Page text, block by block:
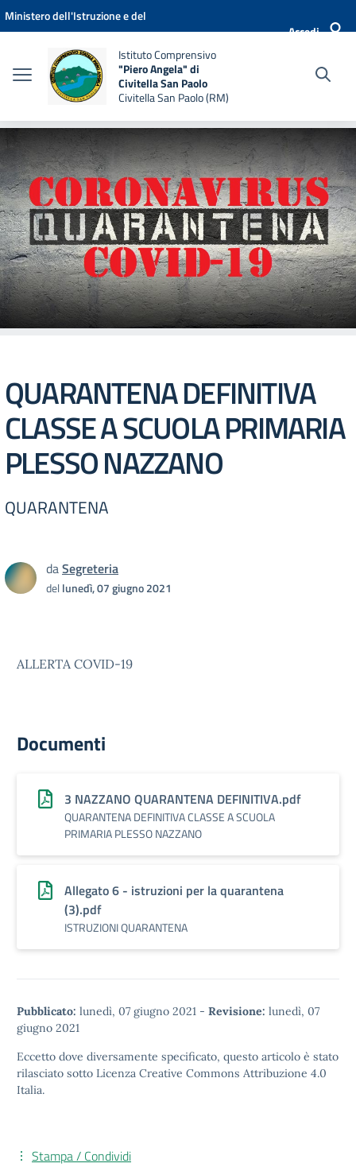
Vai ai contenuti
Vai al menu di navigazione
Vai al footer
Ministero dell'Istruzione e del
Accedi
Istituto Comprensivo
"Piero Angela" di
Civitella San Paolo
Civitella San Paolo (RM)
QUARANTENA DEFINITIVA
CLASSE A SCUOLA PRIMARIA
PLESSO NAZZANO
QUARANTENA
daSegreteria
dellunedì, 07 giugno 2021
ALLERTA COVID-19
Documenti
3 NAZZANO QUARANTENA DEFINITIVA.pdf
QUARANTENA DEFINITIVA CLASSE A SCUOLA
PRIMARIA PLESSO NAZZANO
Allegato 6 - istruzioni per la quarantena
(3).pdf
ISTRUZIONI QUARANTENA
Pubblicato: lunedì, 07 giugno 2021 - Revisione: lunedì, 07
giugno 2021
Eccetto dove diversamente specificato, questo articolo è stato
rilasciato sotto Licenza Creative Commons Attribuzione 4.0
Italia.
Stampa / Condividi